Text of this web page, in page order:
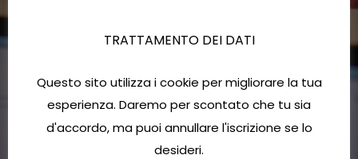
TRATTAMENTO DEI DATI
Questo sito utilizza i cookie per migliorare la tua
esperienza. Daremo per scontato che tu sia
d'accordo, ma puoi annullare l'iscrizione se lo
desideri.